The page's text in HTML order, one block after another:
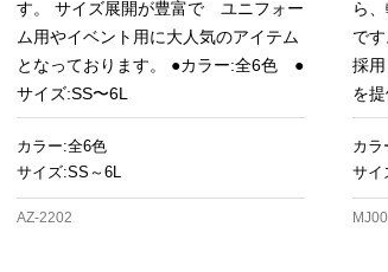
す。 サイズ展開が豊富で ユニフォー
ム用やイベント用に大人気のアイテム
となっております。 ●カラー:全6色 ●
サイズ:SS〜6L
カラー:全6色
サイズ:SS～6L
AZ-2202
ら
で
採
を提
カラ
サイ